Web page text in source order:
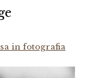
in fotografia